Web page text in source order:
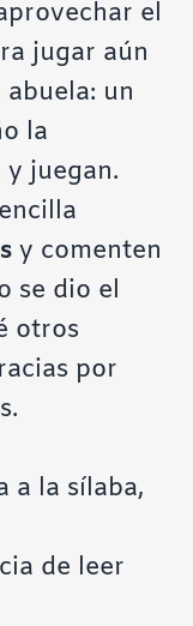
el
jugar aún
un
la
y juegan.
y comenten
se dio el
otros
por
a la sílaba,
de leer